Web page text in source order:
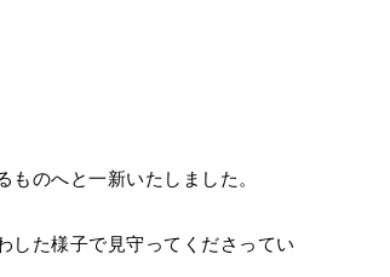
のへと一新いたしました。
した様子で見守ってくださってい